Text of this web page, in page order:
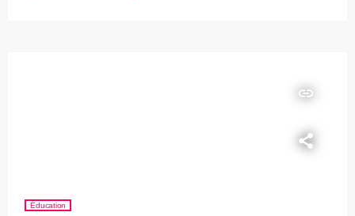
insert_link
Éducation